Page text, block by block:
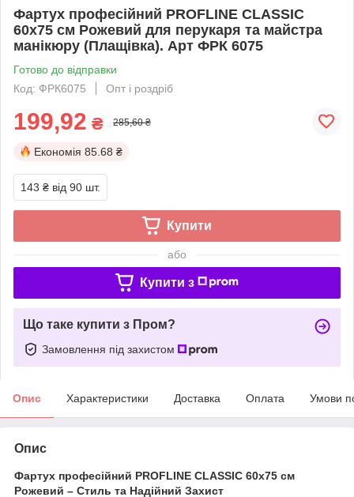
Фартух професійний PROFLINE CLASSIC
60х75 см Рожевий для перукаря та майстра
манікюру (Плащівка). Арт ФРК 6075
Готово до відправки
Код: ФРК6075
Опт і роздріб
199,92 ₴ 285,60 ₴
Економія 85.68 ₴
143 ₴ від 90 шт.
Купити
або
Купити з
Що таке купити з Пром?
Замовлення під захистом
Опис Характеристики Доставка Оплата Умови
Опис
Фартух професійний PROFLINE CLASSIC 60х75 см
Рожевий – Стиль та Надійний Захист